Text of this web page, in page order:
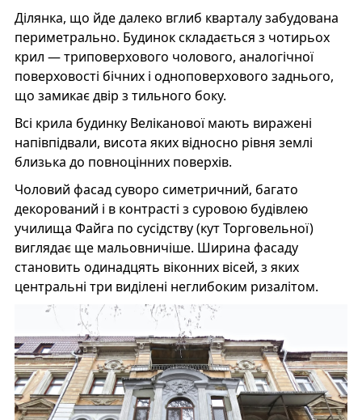
Ділянка, що йде далеко вглиб кварталу забудована
периметрально. Будинок складається з чотирьох
крил — триповерхового чолового, аналогічної
поверховості бічних і одноповерхового заднього,
що замикає двір з тильного боку.
Всі крила будинку Веліканової мають виражені
напівпідвали, висота яких відносно рівня землі
близька до повноцінних поверхів.
Чоловий фасад суворо симетричний, багато
декорований і в контрасті з суровою будівлею
училища Файга по сусідству (кут Торговельної)
виглядає ще мальовничіше. Ширина фасаду
становить одинадцять віконних вісей, з яких
центральні три виділені неглибоким ризалітом.